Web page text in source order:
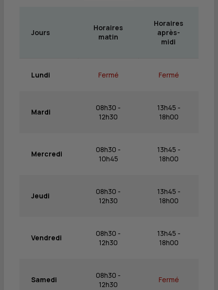
Jours
Horaires
matin
Horaires
après-
midi
Lundi Fermé Fermé
Mardi
08h30 -
12h30
13h45 -
18h00
Mercredi
08h30 -
10h45
13h45 -
18h00
Jeudi
08h30 -
12h30
13h45 -
18h00
Vendredi
08h30 -
12h30
13h45 -
18h00
Samedi
08h30 -
12h30
Fermé